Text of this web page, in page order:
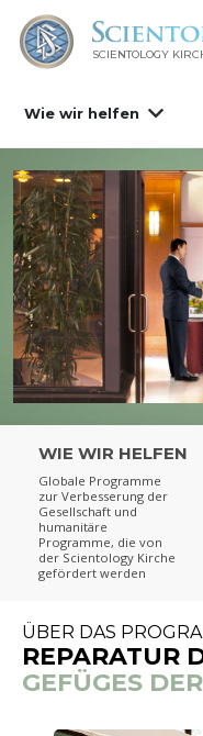
SCIENTOLOGY
Wie wir helfen
WIE WIR HELFEN
Globale Programme
zur Verbesserung der
Gesellschaft und
humanitäre
Programme, die von
der Scientology Kirche
gefördert werden
ÜBER DAS
REPARATUR
GEFÜGES